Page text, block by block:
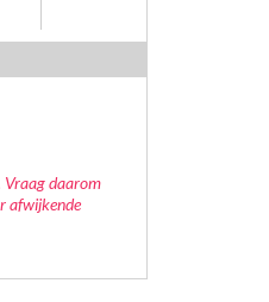
Vraag daarom
afwijkende